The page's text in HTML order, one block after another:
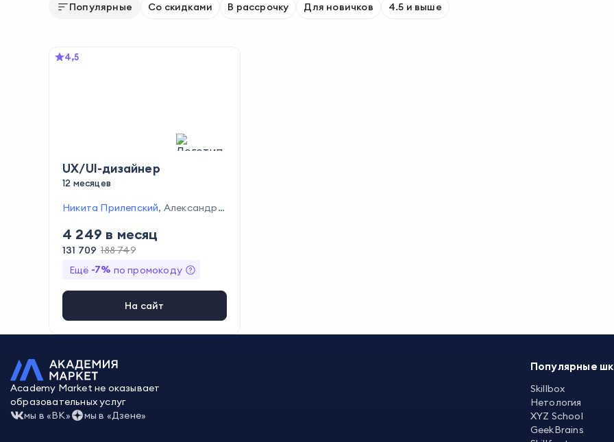
Популярные Со скидками В рассрочку Для новичков 4.5 и выше
4,5
UX/UI-дизайнер
12 месяцев
Никита Прилепский, Александра
ис Чичкин, Юлия Соловьёва
аил Никипелов,
Вадим Вовк
Александр Ненашев,Дарья Про
куда,Марина Михеева
4 249 в месяц
131 709 188 749
Ещё -7% по промокоду
На сайт
Academy Market не оказывает
образовательных услуг
мы в «ВК»
мы в «Дзене»
Популярные
Skillbox
Нетология
XYZ School
GeekBrains